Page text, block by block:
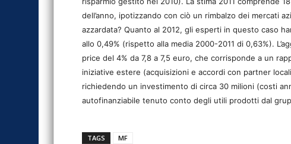
dell’anno, ipotizzando con ciò un rimbalzo dei mercati
azzardata? Quanto al 2012, gli esperti in questo caso
allo 0,49% (rispetto alla media 2000-2011 di 0,63%).
price del 4% da 7,8 a 7,5 euro, che corrisponde a un
iniziative estere (acquisizioni e accordi con partner
richiedendo un investimento di circa 30 milioni (costi
autofinanziabile tenuto conto degli utili prodotti dal
TAGS MF